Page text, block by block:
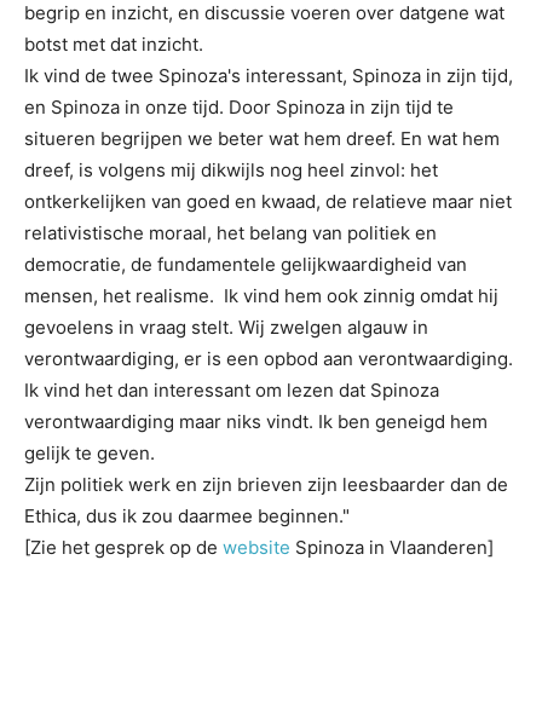
begrip en inzicht, en discussie voeren over datgene wat
botst met dat inzicht.
Ik vind de twee Spinoza's interessant, Spinoza in zijn tijd,
en Spinoza in onze tijd. Door Spinoza in zijn tijd te
situeren begrijpen we beter wat hem dreef. En wat hem
dreef, is volgens mij dikwijls nog heel zinvol: het
ontkerkelijken van goed en kwaad, de relatieve maar niet
relativistische moraal, het belang van politiek en
democratie, de fundamentele gelijkwaardigheid van
mensen, het realisme. Ik vind hem ook zinnig omdat hij
gevoelens in vraag stelt. Wij zwelgen algauw in
verontwaardiging, er is een opbod aan verontwaardiging.
Ik vind het dan interessant om lezen dat Spinoza
verontwaardiging maar niks vindt. Ik ben geneigd hem
gelijk te geven.
Zijn politiek werk en zijn brieven zijn leesbaarder dan de
Ethica, dus ik zou daarmee beginnen."
[Zie het gesprek op de website Spinoza in Vlaanderen]